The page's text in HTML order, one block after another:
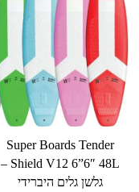
בעמוד
המוצר
⁦Super Boards Tender
Shield V12 6”6″ 48L⁩ –
גלשן גלים היברידי
למוצר
זה